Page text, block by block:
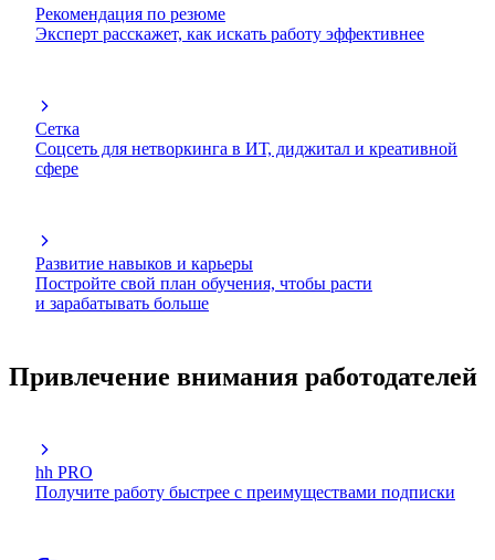
Рекомендация по резюме
Эксперт расскажет, как искать работу эффективнее
Сетка
Соцсеть для нетворкинга в ИТ, диджитал и креативной
сфере
Развитие навыков и карьеры
Постройте свой план обучения, чтобы расти
и зарабатывать больше
Привлечение внимания работодателей
hh PRO
Получите работу быстрее с преимуществами подписки